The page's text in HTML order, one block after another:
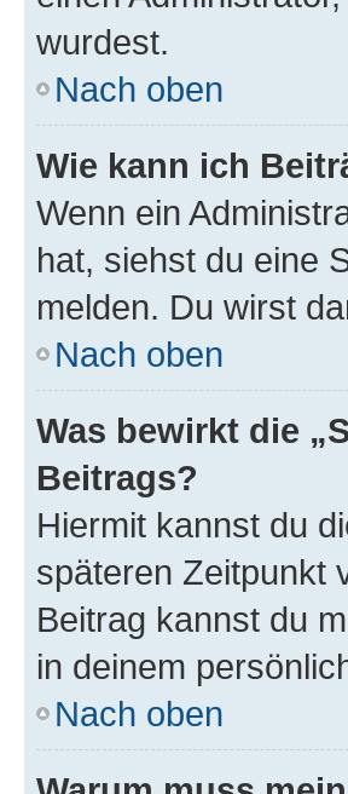
wurdest.
Nach oben
Wie kann ich
Wenn ein
hat, siehst du eine
melden. Du wirst
Nach oben
Was bewirkt die
Beitrags?
Hiermit kannst du
späteren Zeitpunkt
Beitrag kannst du
in deinem
Nach oben